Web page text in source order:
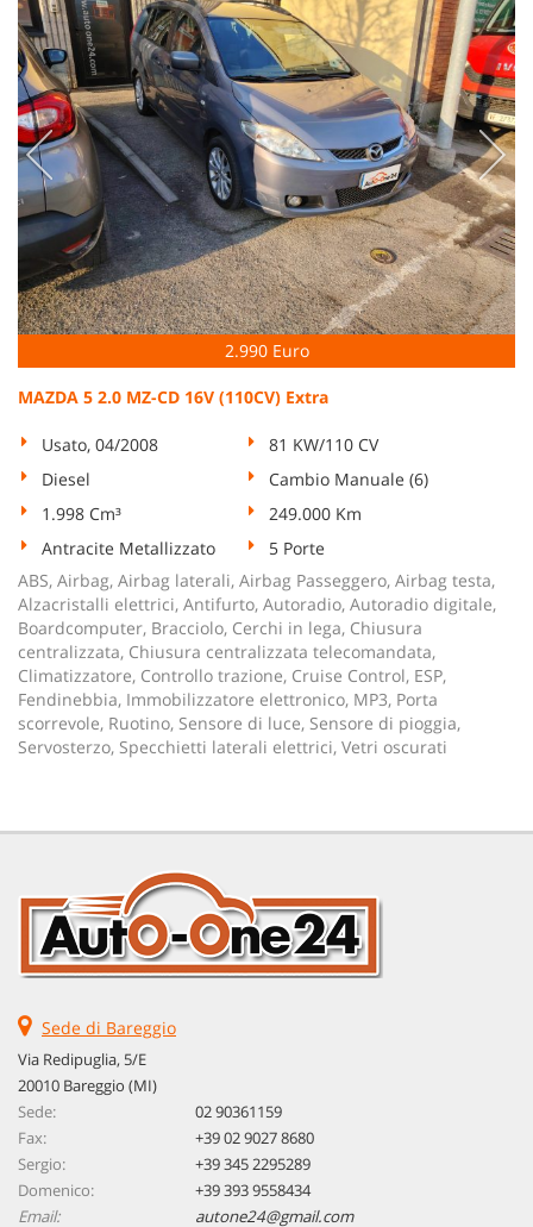
2.990 Euro
MAZDA 5 2.0 MZ-CD 16V (110CV) Extra
Usato, 04/2008
81 KW/110 CV
Diesel
Cambio Manuale (6)
1.998 Cm³
249.000 Km
Antracite Metallizzato
5 Porte
ABS, Airbag, Airbag laterali, Airbag Passeggero, Airbag testa,
Alzacristalli elettrici, Antifurto, Autoradio, Autoradio digitale,
Boardcomputer, Bracciolo, Cerchi in lega, Chiusura
centralizzata, Chiusura centralizzata telecomandata,
Climatizzatore, Controllo trazione, Cruise Control, ESP,
Fendinebbia, Immobilizzatore elettronico, MP3, Porta
scorrevole, Ruotino, Sensore di luce, Sensore di pioggia,
Servosterzo, Specchietti laterali elettrici, Vetri oscurati
Sede di Bareggio
Via Redipuglia, 5/E
20010 Bareggio (MI)
Sede:
02 90361159
Fax:
+39 02 9027 8680
Sergio:
+39 345 2295289
Domenico:
+39 393 9558434
Email:
autone24@gmail.com